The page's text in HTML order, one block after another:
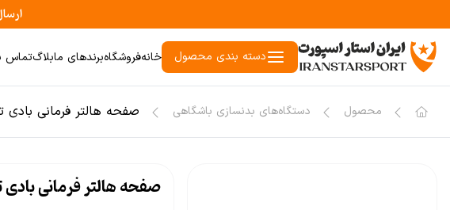
ارسال
دسته بندی محصول خانهفروشگاهبرندهای مابلاگتماس
محصول دستگاه‌های بدنسازی باشگاهی صفحه هالتر فرمانی بادی
صفحه هالتر فرمانی بادی